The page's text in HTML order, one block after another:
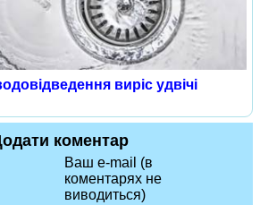
виріс удвічі
коментар
Ваш e-mail (в
коментарях не
виводиться)